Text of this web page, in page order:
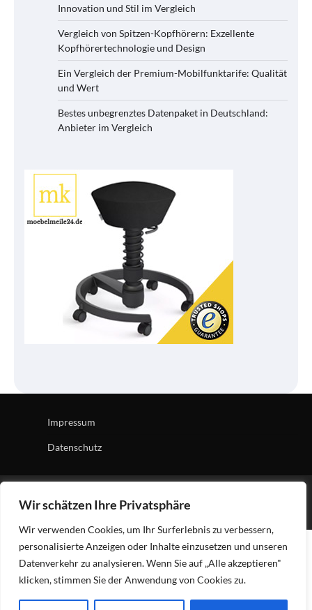
Wir schätzen Ihre Privatsphäre
Wir verwenden Cookies, um Ihr Surferlebnis zu verbessern,
personalisierte Anzeigen oder Inhalte einzusetzen und unseren
Datenverkehr zu analysieren. Wenn Sie auf „Alle akzeptieren"
klicken, stimmen Sie der Anwendung von Cookies zu.
Innovation und Stil im Vergleich
Vergleich von Spitzen-Kopfhörern: Exzellente
Kopfhörertechnologie und Design
Ein Vergleich der Premium-Mobilfunktarife: Qualität
und Wert
Bestes unbegrenztes Datenpaket in Deutschland:
Anbieter im Vergleich
Impressum
Datenschutz
| Powered byWordPress.